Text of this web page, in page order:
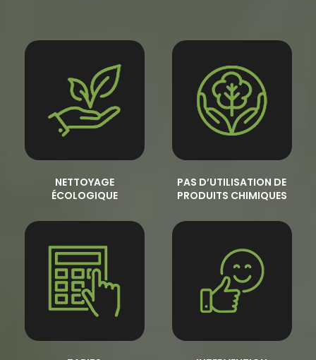
NETTOYAGE
ÉCOLOGIQUE
PAS D’UTILISATION DE
PRODUITS CHIMIQUES